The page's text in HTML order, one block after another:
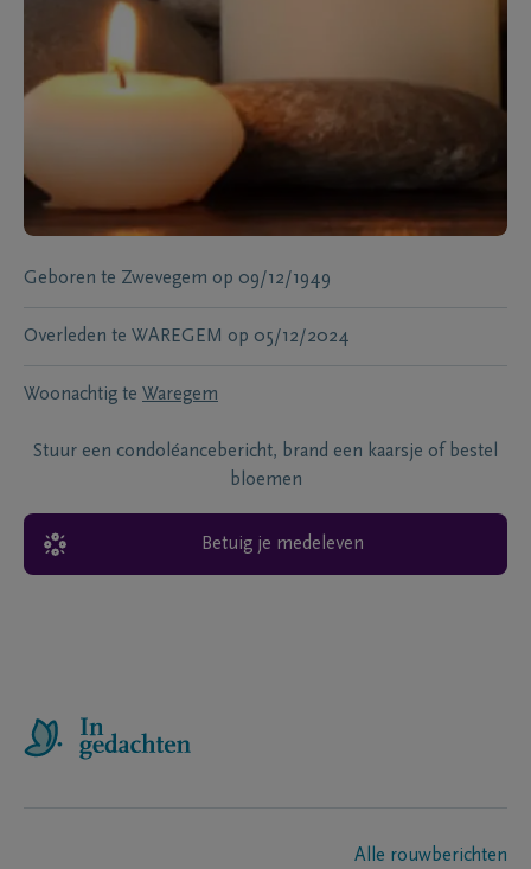
Geboren te Zwevegem op 09/12/1949
Overleden te WAREGEM op 05/12/2024
Woonachtig te Waregem
Stuur een condoléancebericht, brand een kaarsje of bestel
bloemen
Betuig je medeleven
Alle rouwberichten